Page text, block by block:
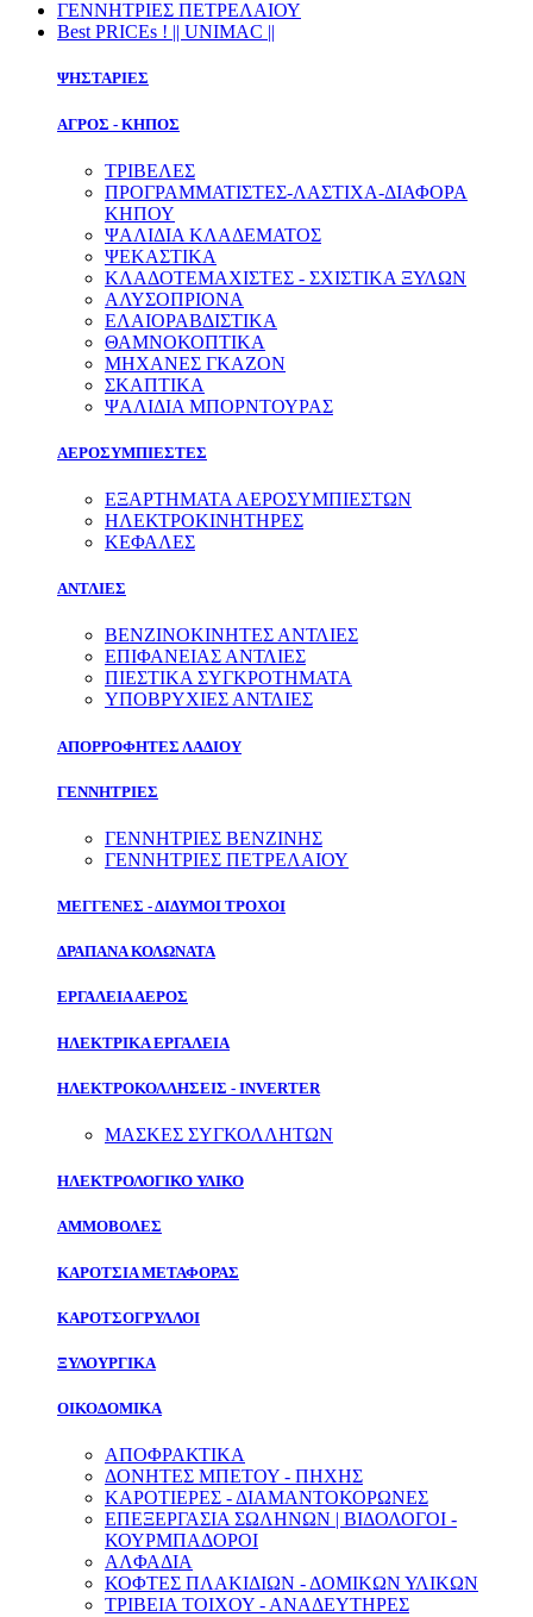
ΓΕΝΝΗΤΡΙΕΣ ΠΕΤΡΕΛΑΙΟΥ
Best PRICEs ! || UNIMAC ||
ΨΗΣΤΑΡΙΕΣ
ΑΓΡΟΣ - ΚΗΠΟΣ
ΤΡΙΒΕΛΕΣ
ΠΡΟΓΡΑΜΜΑΤΙΣΤΕΣ-ΛΑΣΤΙΧΑ-ΔΙΑΦOΡΑ
ΚΗΠΟΥ
ΨΑΛΙΔΙΑ ΚΛΑΔΕΜΑΤΟΣ
ΨΕΚΑΣΤΙΚΑ
ΚΛΑΔΟΤΕΜΑΧΙΣΤΕΣ - ΣΧΙΣΤΙΚΑ ΞΥΛΩΝ
ΑΛΥΣΟΠΡΙΟΝΑ
ΕΛΑΙΟΡΑΒΔΙΣΤΙΚΑ
ΘΑΜΝΟΚΟΠΤΙΚΑ
ΜΗΧΑΝΕΣ ΓΚΑΖΟΝ
ΣΚΑΠΤΙΚΑ
ΨΑΛΙΔΙΑ ΜΠΟΡΝΤΟΥΡΑΣ
ΑΕΡΟΣΥΜΠΙΕΣΤΕΣ
ΕΞΑΡΤΗΜΑΤΑ ΑΕΡΟΣΥΜΠΙΕΣΤΩΝ
ΗΛΕΚΤΡΟΚΙΝΗΤΗΡΕΣ
ΚΕΦΑΛΕΣ
ΑΝΤΛΙΕΣ
ΒΕΝΖΙΝΟΚΙΝΗΤΕΣ ΑΝΤΛΙΕΣ
ΕΠΙΦΑΝΕΙΑΣ ΑΝΤΛΙΕΣ
ΠΙΕΣΤΙΚΑ ΣΥΓΚΡΟΤΗΜΑΤΑ
ΥΠΟΒΡΥΧΙΕΣ ΑΝΤΛΙΕΣ
ΑΠΟΡΡΟΦΗΤΕΣ ΛΑΔΙΟΥ
ΓΕΝΝΗΤΡΙΕΣ
ΓΕΝΝΗΤΡΙΕΣ ΒΕΝΖΙΝΗΣ
ΓΕΝΝΗΤΡΙΕΣ ΠΕΤΡΕΛΑΙΟΥ
ΜΕΓΓΕΝΕΣ - ΔΙΔΥΜΟΙ ΤΡΟΧΟΙ
ΔΡΑΠΑΝΑ ΚΟΛΩΝΑΤΑ
ΕΡΓΑΛΕΙΑ ΑΕΡΟΣ
ΗΛΕΚΤΡΙΚΑ ΕΡΓΑΛΕΙΑ
ΗΛΕΚΤΡΟΚΟΛΛΗΣΕΙΣ - INVERTER
ΜΑΣΚΕΣ ΣΥΓΚΟΛΛΗΤΩΝ
ΗΛΕΚΤΡΟΛΟΓΙΚΟ ΥΛΙΚΟ
ΑΜΜΟΒΟΛΕΣ
ΚΑΡΟΤΣΙΑ ΜΕΤΑΦΟΡΑΣ
ΚΑΡΟΤΣΟΓΡΥΛΛΟΙ
ΞΥΛΟΥΡΓΙΚΑ
ΟΙΚΟΔΟΜΙΚΑ
ΑΠΟΦΡΑΚΤΙΚΑ
ΔΟΝΗΤΕΣ ΜΠΕΤΟΥ - ΠΗΧΗΣ
ΚΑΡΟΤΙΕΡΕΣ - ΔΙΑΜΑΝΤΟΚΟΡΩΝΕΣ
ΕΠΕΞΕΡΓΑΣΙΑ ΣΩΛΗΝΩΝ | ΒΙΔΟΛΟΓΟΙ -
ΚΟΥΡΜΠΑΔΟΡΟΙ
ΑΛΦΑΔΙΑ
ΚΟΦΤΕΣ ΠΛΑΚΙΔΙΩΝ - ΔΟΜΙΚΩΝ ΥΛΙΚΩΝ
ΤΡΙΒΕΙΑ ΤΟΙΧΟΥ - ΑΝΑΔΕΥΤΗΡΕΣ